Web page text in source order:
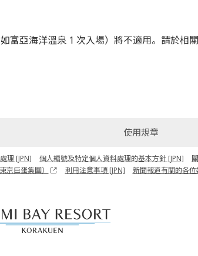
亞海洋溫泉 1 次入場）將不適用。請於相
使用規章
理 [JPN] 個人編號及特定個人資料處理的基本方針 [JPN]
京巨蛋集團） 利用注意事項 [JPN] 新聞報道有關的各位